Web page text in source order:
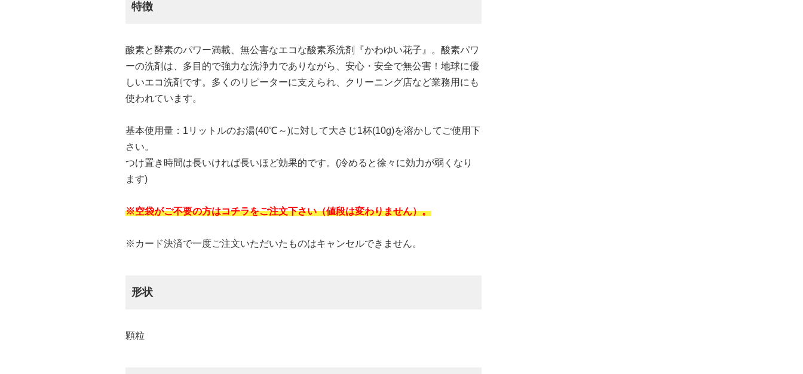
特徴
酸素と酵素のパワー満載、無公害なエコな酸素系洗剤『かわゆい花子』。酸素パワ
ーの洗剤は、多目的で強力な洗浄力でありながら、安心・安全で無公害！地球に優
しいエコ洗剤です。多くのリピーターに支えられ、クリーニング店など業務用にも
使われています。
基本使用量：1リットルのお湯(40℃～)に対して大さじ1杯(10g)を溶かしてご使用下
さい。
つけ置き時間は長いければ長いほど効果的です。(冷めると徐々に効力が弱くなり
ます)
※空袋がご不要の方はコチラをご注文下さい（値段は変わりません）。
※カード決済で一度ご注文いただいたものはキャンセルできません。
形状
顆粒